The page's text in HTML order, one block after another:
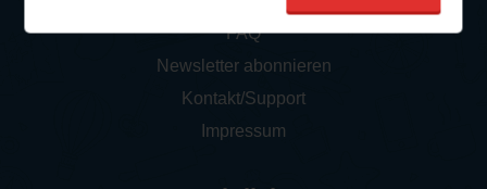
FAQ
Newsletter abonnieren
Kontakt/Support
Impressum